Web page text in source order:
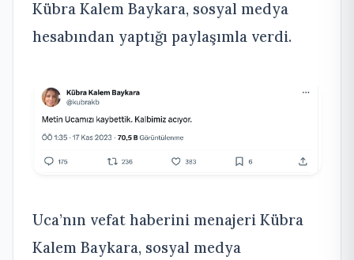
Kübra Kalem Baykara, sosyal medya
hesabından yaptığı paylaşımla verdi.
Uca’nın vefat haberini menajeri Kübra
Kalem Baykara, sosyal medya